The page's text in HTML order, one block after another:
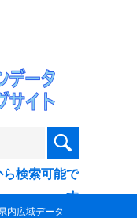
検索可能で
す
内広域データ